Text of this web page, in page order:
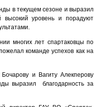
в текущем сезоне и выразил
высокий уровень и порадуют
многих лет спартаковцы по
команде успехов как на
и Вагиту Алекперову
выразил благодарность за